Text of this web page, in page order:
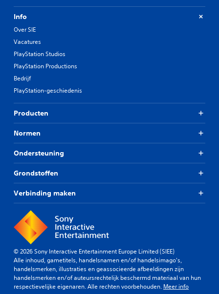
Info
Over SIE
Vacatures
PlayStation Studios
PlayStation Productions
Bedrijf
PlayStation-geschiedenis
Producten
Normen
Ondersteuning
Grondstoffen
Verbinding maken
© 2026 Sony Interactive Entertainment Europe Limited (SIEE)
Alle inhoud, gametitels, handelsnamen en/of handelsimago's,
handelsmerken, illustraties en geassocieerde afbeeldingen zijn
handelsmerken en/of auteursrechtelijk beschermd materiaal van hun
respectievelijke eigenaren. Alle rechten voorbehouden. Meer info